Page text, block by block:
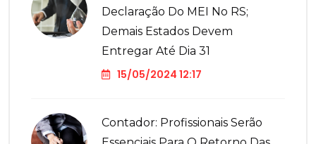
Declaração Do MEI No RS;
Demais Estados Devem
Entregar Até Dia 31
15/05/2024 12:17
Contador: Profissionais Serão